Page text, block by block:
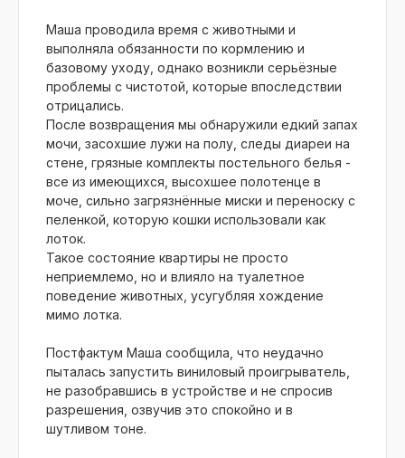
Маша проводила время с животными и
выполняла обязанности по кормлению и
базовому уходу, однако возникли серьёзные
проблемы с чистотой, которые впоследствии
отрицались.
После возвращения мы обнаружили едкий запах
мочи, засохшие лужи на полу, следы диареи на
стене, грязные комплекты постельного белья -
все из имеющихся, высохшее полотенце в
моче, сильно загрязнённые миски и переноску с
пеленкой, которую кошки использовали как
лоток.
Такое состояние квартиры не просто
неприемлемо, но и влияло на туалетное
поведение животных, усугубляя хождение
мимо лотка.
Постфактум Маша сообщила, что неудачно
пыталась запустить виниловый проигрыватель,
не разобравшись в устройстве и не спросив
разрешения, озвучив это спокойно и в
шутливом тоне.